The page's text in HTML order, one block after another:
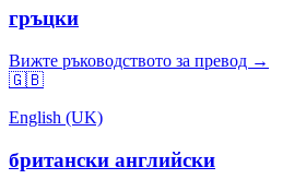
гръцки
Вижте ръководството за превод →
🇬🇧
English (UK)
британски английски